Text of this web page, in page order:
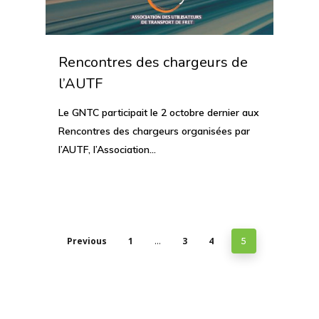
Rencontres des chargeurs de
l’AUTF
Le GNTC participait le 2 octobre dernier aux
Rencontres des chargeurs organisées par
l’AUTF, l’Association…
Previous 1 … 3 4 5